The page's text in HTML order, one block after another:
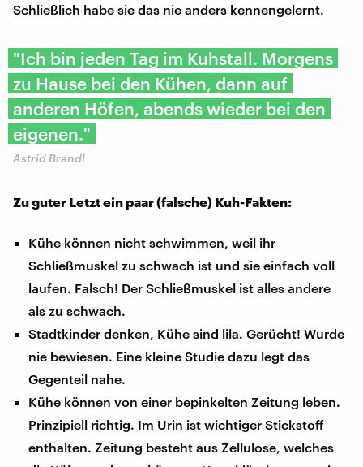
Schließlich habe sie das nie anders kennengelernt.
"Ich bin jeden Tag im Kuhstall. Morgens
zu Hause bei den Kühen, dann auf
anderen Höfen, abends wieder bei den
eigenen."
Astrid Brandl
Zu guter Letzt ein paar (falsche) Kuh-Fakten:
Kühe können nicht schwimmen, weil ihr
Schließmuskel zu schwach ist und sie einfach voll
laufen. Falsch! Der Schließmuskel ist alles andere
als zu schwach.
Stadtkinder denken, Kühe sind lila. Gerücht! Wurde
nie bewiesen. Eine kleine Studie dazu legt das
Gegenteil nahe.
Kühe können von einer bepinkelten Zeitung leben.
Prinzipiell richtig. Im Urin ist wichtiger Stickstoff
enthalten. Zeitung besteht aus Zellulose, welches